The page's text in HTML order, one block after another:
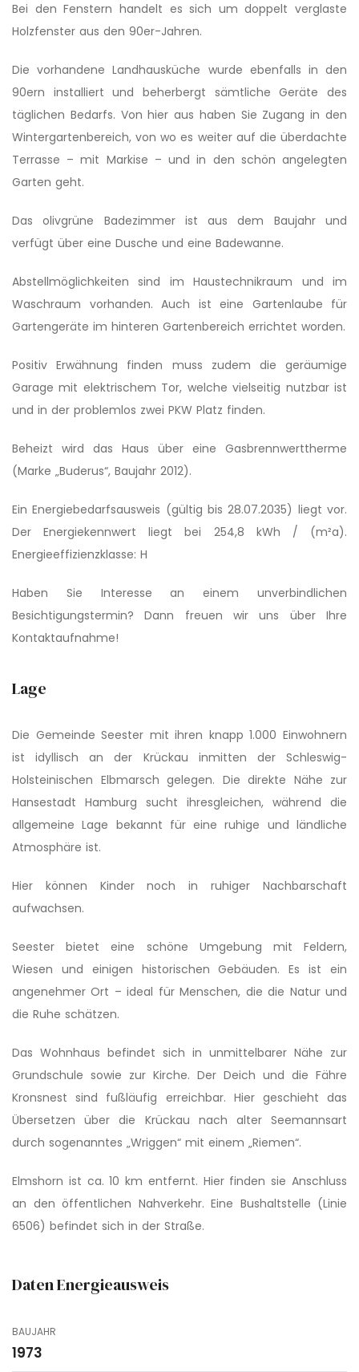
Bei den Fenstern handelt es sich um doppelt verglaste
Holzfenster aus den 90er-Jahren.
Die vorhandene Landhausküche wurde ebenfalls in den
90ern installiert und beherbergt sämtliche Geräte des
täglichen Bedarfs. Von hier aus haben Sie Zugang in den
Wintergartenbe­reich, von wo es weiter auf die überdachte
Terrasse – mit Markise – und in den schön angelegten
Garten geht.
Das olivgrüne Badezimmer ist aus dem Baujahr und
verfügt über eine Dusche und eine Badewanne.
Abstellmöglichke­iten sind im Haustechnikraum und im
Waschraum vorhanden. Auch ist eine Gartenlaube für
Gartengeräte im hinteren Gartenbereich errichtet worden.
Positiv Erwähnung finden muss zudem die geräumige
Garage mit elektrischem Tor, welche vielseitig nutzbar ist
und in der problemlos zwei PKW Platz finden.
Beheizt wird das Haus über eine Gasbrennwerttherme
(Marke „Buderus“, Baujahr 2012).
Ein Energiebedarfsau­sweis (gültig bis 28.07.2035) liegt vor.
Der Energiekennwert liegt bei 254,8 kWh / (m²a).
Energieeffizi­enzklasse: H
Haben Sie Interesse an einem unverbindlichen
Besichtigungster­min? Dann freuen wir uns über Ihre
Kontaktaufnahme!
Lage
Die Gemeinde Seester mit ihren knapp 1.000 Einwohnern
ist idyllisch an der Krückau inmitten der Schleswig-
Holsteinischen Elbmarsch gelegen. Die direkte Nähe zur
Hansestadt Hamburg sucht ihresgleichen, während die
allgemeine Lage bekannt für eine ruhige und ländliche
Atmosphäre ist.
Hier können Kinder noch in ruhiger Nachbarschaft
aufwachsen.
Seester bietet eine schöne Umgebung mit Feldern,
Wiesen und einigen historischen Gebäuden. Es ist ein
angenehmer Ort – ideal für Menschen, die die Natur und
die Ruhe schätzen.
Das Wohnhaus befindet sich in unmittelbarer Nähe zur
Grundschule sowie zur Kirche. Der Deich und die Fähre
Kronsnest sind fußläufig erreichbar. Hier geschieht das
Übersetzen über die Krückau nach alter Seemannsart
durch sogenanntes „Wriggen“ mit einem „Riemen“.
Elmshorn ist ca. 10 km entfernt. Hier finden sie Anschluss
an den öffentlichen Nahverkehr. Eine Bushaltstelle (Linie
6506) befindet sich in der Straße.
Daten Energieausweis
BAUJAHR
1973